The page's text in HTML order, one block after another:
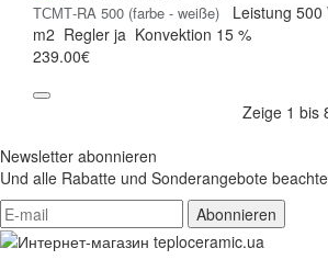
ТСМТ-RA 500 (farbe - weiße) Leistung 500
m2 Regler ja Konvektion 15 %
239.00€
Zeige 1 bis
Newsletter abonnieren
Und alle Rabatte und Sonderangebote